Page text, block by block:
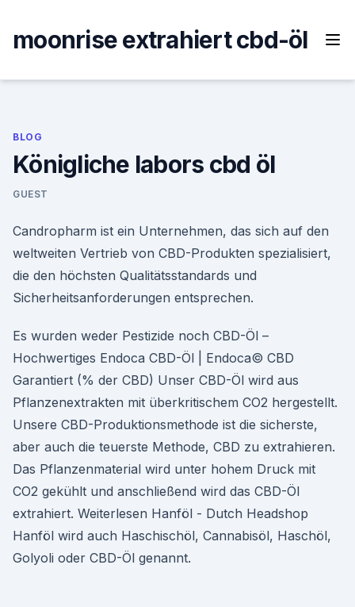
content
moonrise extrahiert cbd-öl
BLOG
Königliche labors cbd öl
GUEST
Candropharm ist ein Unternehmen, das sich auf den
weltweiten Vertrieb von CBD-Produkten spezialisiert,
die den höchsten Qualitätsstandards und
Sicherheitsanforderungen entsprechen.
Es wurden weder Pestizide noch CBD-Öl –
Hochwertiges Endoca CBD-Öl | Endoca© CBD
Garantiert (% der CBD) Unser CBD-Öl wird aus
Pflanzenextrakten mit überkritischem CO2 hergestellt.
Unsere CBD-Produktionsmethode ist die sicherste,
aber auch die teuerste Methode, CBD zu extrahieren.
Das Pflanzenmaterial wird unter hohem Druck mit
CO2 gekühlt und anschließend wird das CBD-Öl
extrahiert. Weiterlesen Hanföl - Dutch Headshop
Hanföl wird auch Haschischöl, Cannabisöl, Haschöl,
Golyoli oder CBD-Öl genannt.